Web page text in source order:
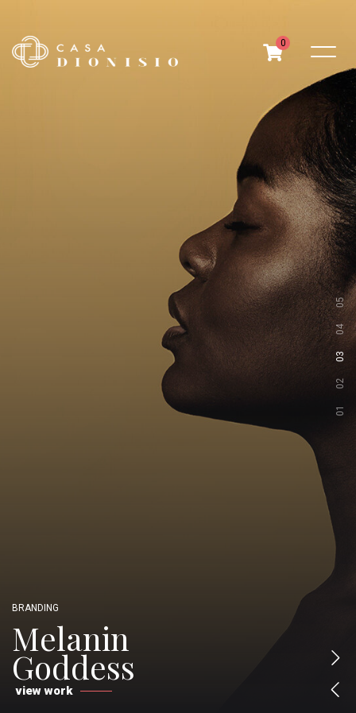
0
B RAN D NG
Melanin
Goddess
view work
01
02
03
04
05